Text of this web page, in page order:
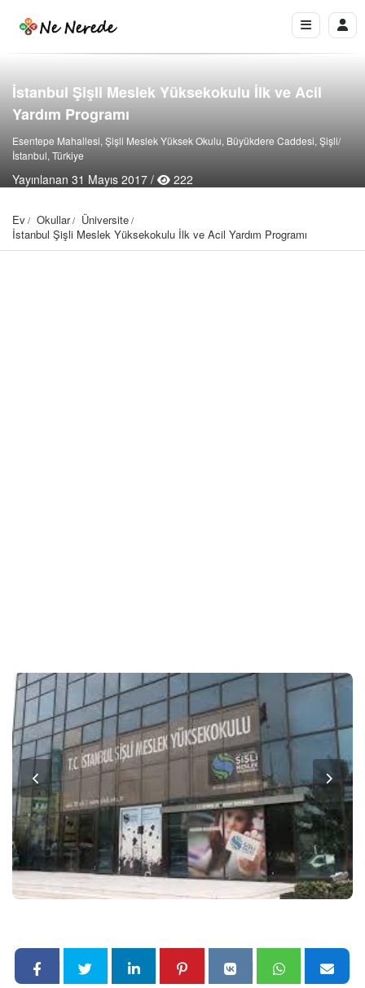
İstanbul Şişli Meslek Yüksekokulu İlk ve Acil
Yardım Programı
Esentepe Mahallesi, Şişli Meslek Yüksek Okulu, Büyükdere Caddesi, Şişli/
İstanbul, Türkiye
Yayınlanan 31 Mayıs 2017 / 222
Ev Okullar
Üniversite
İstanbul Şişli Meslek Yüksekokulu İlk ve Acil Yardım Programı